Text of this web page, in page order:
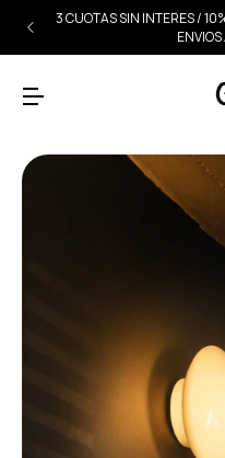
3 CUOTAS SIN INTERES /
ENVIOS